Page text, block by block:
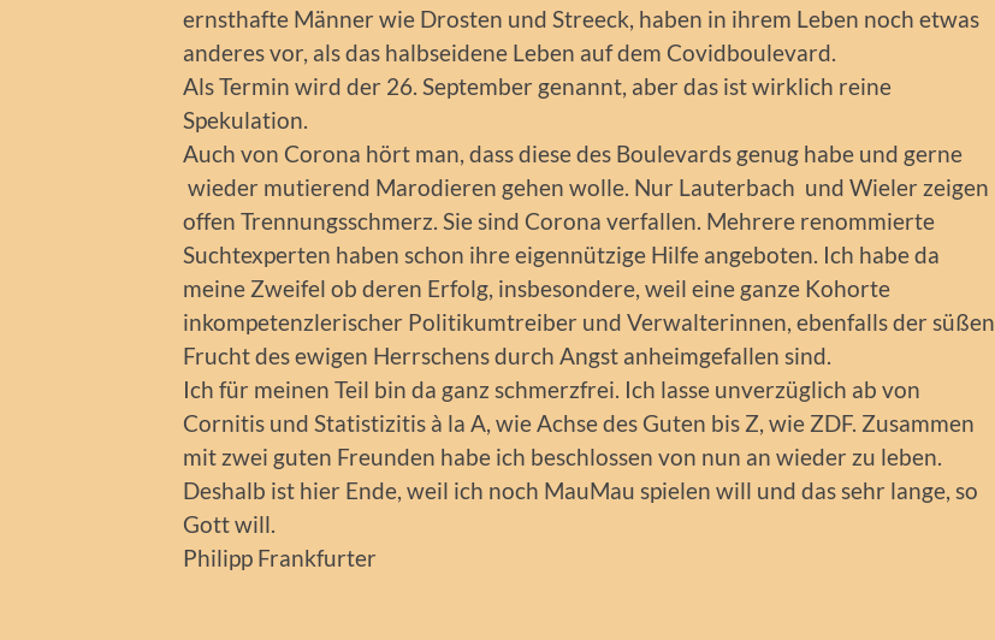
ernsthafte Männer wie Drosten und Streeck, haben in ihrem Leben noch etwas
anderes vor, als das halbseidene Leben auf dem Covidboulevard.
Als Termin wird der 26. September genannt, aber das ist wirklich reine
Spekulation.
Auch von Corona hört man, dass diese des Boulevards genug habe und gerne
wieder mutierend Marodieren gehen wolle. Nur Lauterbach und Wieler zeigen
offen Trennungsschmerz. Sie sind Corona verfallen. Mehrere renommierte
Suchtexperten haben schon ihre eigennützige Hilfe angeboten. Ich habe da
meine Zweifel ob deren Erfolg, insbesondere, weil eine ganze Kohorte
inkompetenzlerischer Politikumtreiber und Verwalterinnen, ebenfalls der süßen
Frucht des ewigen Herrschens durch Angst anheimgefallen sind.
Ich für meinen Teil bin da ganz schmerzfrei. Ich lasse unverzüglich ab von
Cornitis und Statistizitis à la A, wie Achse des Guten bis Z, wie ZDF. Zusammen
mit zwei guten Freunden habe ich beschlossen von nun an wieder zu leben.
Deshalb ist hier Ende, weil ich noch MauMau spielen will und das sehr lange, so
Gott will.
Philipp Frankfurter